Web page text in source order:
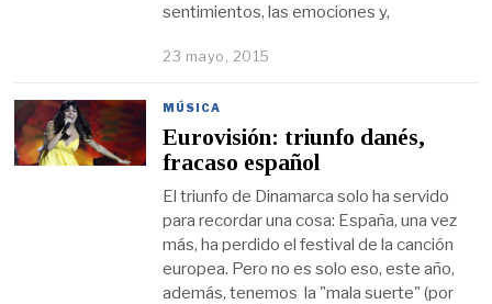
sentimientos, las emociones y,
23 mayo, 2015
MÚSICA
Eurovisión: triunfo danés,
fracaso español
El triunfo de Dinamarca solo ha servido
para recordar una cosa: España, una vez
más, ha perdido el festival de la canción
europea. Pero no es solo eso, este año,
además, tenemos la "mala suerte" (por